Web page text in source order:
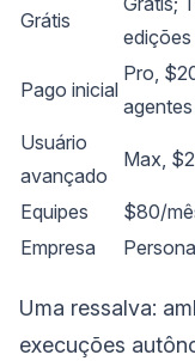
Grátis
edições
Pago inicial
Pro,
Usuário
avançado
Max,
Equipes $80/
Empresa
Uma ressalva:
execuções